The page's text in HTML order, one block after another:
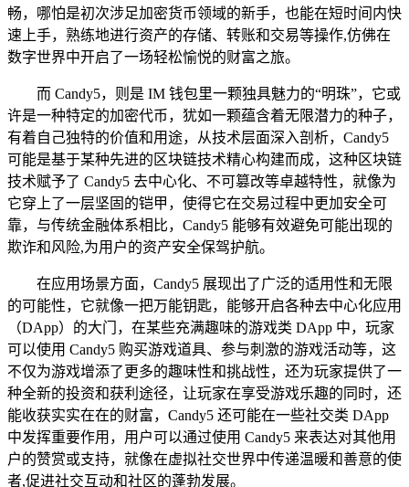
畅，哪怕是初次涉足加密货币领域的新手，也能在短时间内快
速上手，熟练地进行资产的存储、转账和交易等操作,仿佛在
数字世界中开启了一场轻松愉悦的财富之旅。
而 Candy5，则是 IM 钱包里一颗独具魅力的“明珠”，它或
许是一种特定的加密代币，犹如一颗蕴含着无限潜力的种子，
有着自己独特的价值和用途，从技术层面深入剖析，Candy5
可能是基于某种先进的区块链技术精心构建而成，这种区块链
技术赋予了 Candy5 去中心化、不可篡改等卓越特性，就像为
它穿上了一层坚固的铠甲，使得它在交易过程中更加安全可
靠，与传统金融体系相比，Candy5 能够有效避免可能出现的
欺诈和风险,为用户的资产安全保驾护航。
在应用场景方面，Candy5 展现出了广泛的适用性和无限
的可能性，它就像一把万能钥匙，能够开启各种去中心化应用
（DApp）的大门，在某些充满趣味的游戏类 DApp 中，玩家
可以使用 Candy5 购买游戏道具、参与刺激的游戏活动等，这
不仅为游戏增添了更多的趣味性和挑战性，还为玩家提供了一
种全新的投资和获利途径，让玩家在享受游戏乐趣的同时，还
能收获实实在在的财富，Candy5 还可能在一些社交类 DApp
中发挥重要作用，用户可以通过使用 Candy5 来表达对其他用
户的赞赏或支持，就像在虚拟社交世界中传递温暖和善意的使
者,促进社交互动和社区的蓬勃发展。